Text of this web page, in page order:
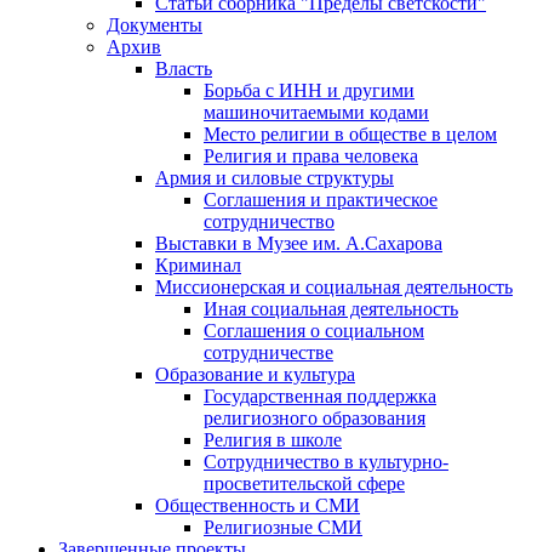
Документы
Архив
Власть
Борьба с ИНН и другими
машиночитаемыми кодами
Место религии в обществе в целом
Религия и права человека
Армия и силовые структуры
Соглашения и практическое
сотрудничество
Выставки в Музее им. А.Сахарова
Криминал
Миссионерская и социальная деятельность
Иная социальная деятельность
Соглашения о социальном
сотрудничестве
Образование и культура
Государственная поддержка
религиозного образования
Религия в школе
Сотрудничество в культурно-
просветительской сфере
Общественность и СМИ
Религиозные СМИ